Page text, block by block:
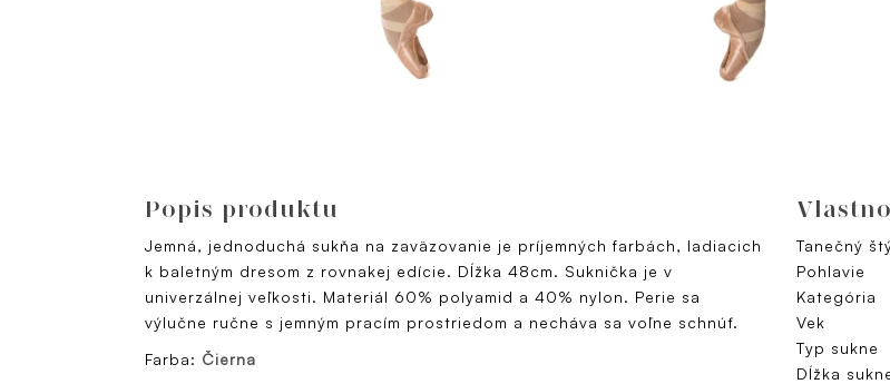
Popis produktu
Jemná, jednoduchá sukňa na zaväzovanie je príjemných farbách, ladiacich
k baletným dresom z rovnakej edície. Dĺžka 48cm. Suknička je v
univerzálnej veľkosti. Materiál 60% polyamid a 40% nylon. Perie sa
výlučne ručne s jemným pracím prostriedom a necháva sa voľne schnúť.
Farba: Čierna
Tanečný
Pohlavie
Kategória
Vek
Typ sukne
Dĺžka